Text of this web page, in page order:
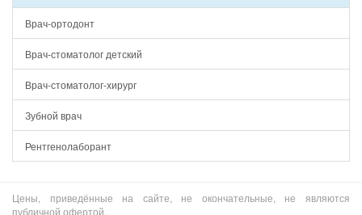
Врач-ортодонт
Врач-стоматолог детский
Врач-стоматолог-хирург
Зубной врач
Рентгенолаборант
Цены, приведённые на сайте, не окончательные, не являются
публичной офертой.